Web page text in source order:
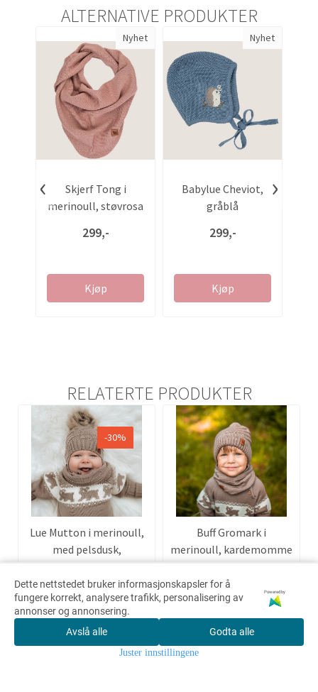
Søk
ALTERNATIVE PRODUKTER
Nyhet
Skjerf Tong i
merinoull, støvrosa
299,-
Kjøp
Nyhet
Babylue Cheviot,
gråblå
299,-
Kjøp
‹ ›
RELATERTE PRODUKTER
-30%
Lue Mutton i merinoull,
med pelsdusk,
kardemomme
449,- 314,-
Kjøp
Buff Gromark i
merinoull, kardemomme
299,-
Kjøp
Dette nettstedet bruker informasjonskapsler for å
fungere korrekt, analysere trafikk, personalisering av
annonser og annonsering.
Powered by
Avslå alle Godta alle
Juster innstillingene